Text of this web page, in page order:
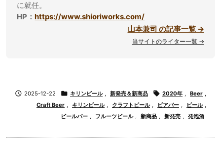
に就任。
HP：https://www.shioriworks.com/
山本兼司 の記事一覧 →
当サイトのライター一覧 →
 2025-12-22  キリンビール 新発売＆新商品  2020年 Beer
Craft Beer
キリンビール クラフトビール ビアバー ビール
ビールバー
フルーツビール 新商品 新発売 発泡酒